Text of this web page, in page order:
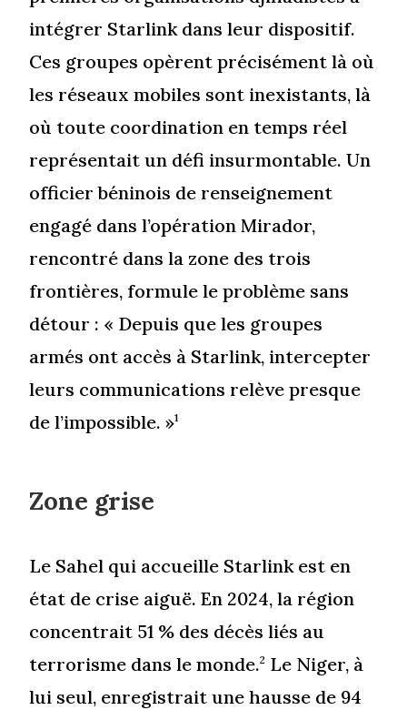
intégrer Starlink dans leur dispositif.
Ces groupes opèrent précisément là où
les réseaux mobiles sont inexistants, là
où toute coordination en temps réel
représentait un défi insurmontable. Un
officier béninois de renseignement
engagé dans l’opération Mirador,
rencontré dans la zone des trois
frontières, formule le problème sans
détour : « Depuis que les groupes
armés ont accès à Starlink, intercepter
leurs communications relève presque
de l’impossible. »1
Zone grise
Le Sahel qui accueille Starlink est en
état de crise aiguë. En 2024, la région
concentrait 51 % des décès liés au
terrorisme dans le monde.2 Le Niger, à
lui seul, enregistrait une hausse de 94